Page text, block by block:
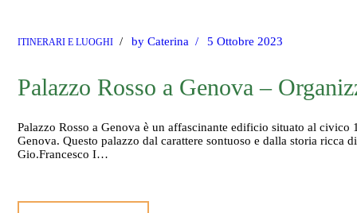
ITINERARI E LUOGHI byCaterina 5 Ottobre 2023
Palazzo Rosso a Genova –
Palazzo Rosso a Genova è un affascinante edificio situato al
Genova. Questo palazzo dal carattere sontuoso e dalla storia ricca
Gio.Francesco I…